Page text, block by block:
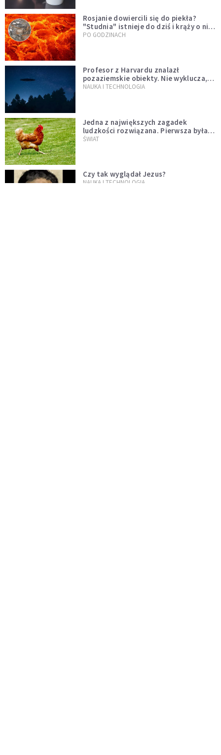
Rosjanie dowiercili się do piekła?
"Studnia" istnieje do dziś i krąży o niej
legenda, w której jest ziarno prawdy
PO GODZINACH
Profesor z Harvardu znalazł
pozaziemskie obiekty. Nie wyklucza,
że "to technologia obcych"
NAUKA I TECHNOLOGIA
Jedna z największych zagadek
ludzkości rozwiązana. Pierwsza była
kura, a nie jajko
ŚWIAT
Czy tak wyglądał Jezus?
NAUKA I TECHNOLOGIA